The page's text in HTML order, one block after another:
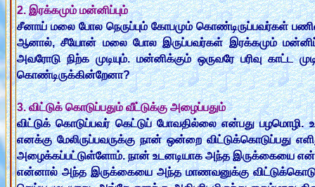
2. இரக்கமும் மன்னிப்பும்
சீனாய் மலை போல நெருப்பும் கோபமும் கொண்டிருப்பவர்கள்
ஆனால், சீயோன் மலை போல இருப்பவர்கள் இரக்கமும்
அவரோடு நிற்க முடியும். மன்னிக்கும் ஒருவரே பரிவு
கொண்டிருக்கின்றேனா?
3. விட்டுக் கொடுப்பதும் வீட்டுக்கு அழைப்பதும்
விட்டுக் கொடுப்பவர் கெட்டுப் போவதில்லை என்பது பழமொழி.
எனக்கு மேலிருப்பவருக்கு நான் ஒன்றை விட்டுக்கொடுப்பது
அழைக்கப்பட்டுள்ளோம். நான் உடனடியாக அந்த இருக்கையை என்
என்னால் அந்த இருக்கையை அந்த மாணவனுக்கு